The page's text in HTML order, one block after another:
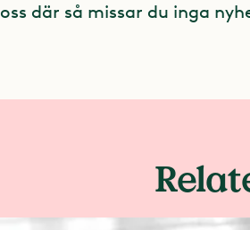
oss där så missar du inga